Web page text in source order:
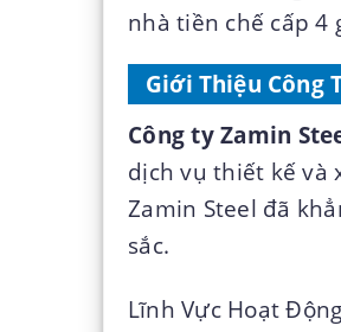
nhà tiền chế cấp 4
Giới Thiệu Công
Công ty Zamin
dịch vụ thiết kế và
Zamin Steel đã
sắc.
Lĩnh Vực Hoạt Động